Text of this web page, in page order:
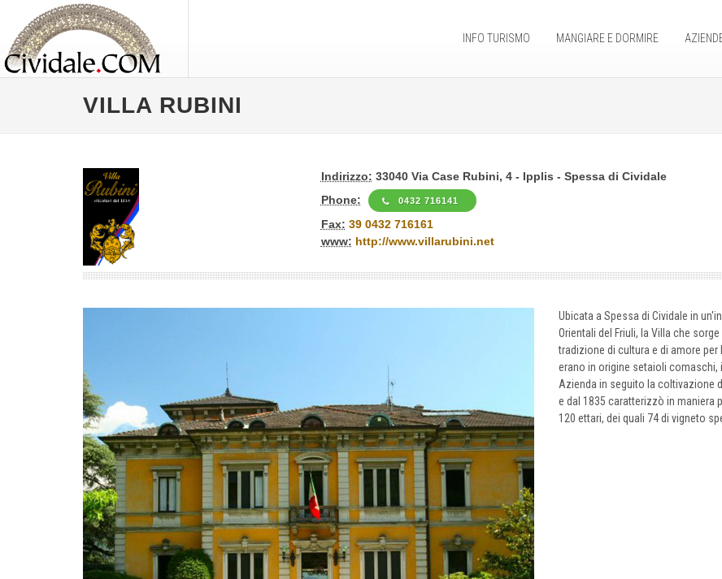
INFO TURISMO MANGIARE E DORMIRE
VILLA RUBINI
Indirizzo: 33040 Via Case Rubini, 4 - Ipplis - Spessa di Cividale
Phone:
0432 716141
Fax: 39 0432 716161
www: http://www.villarubini.net
Ubicata a Spessa di Cividale in
Orientali del Friuli, la Villa che
tradizione di cultura e di amore
erano in origine setaioli comaschi,
Azienda in seguito la coltivazione
e dal 1835 caratterizzò in maniera
120 ettari, dei quali 74 di vigneto